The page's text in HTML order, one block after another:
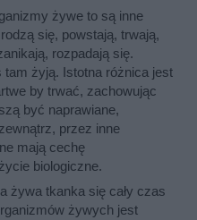
żywe to są inne
się, powstają, trwają,
rozpadają się.
żyją. Istotna różnica jest
by trwać, zachowując
być naprawiane,
przez inne
mają cechę
biologiczne.
żywa tkanka się cały czas
żywych jest